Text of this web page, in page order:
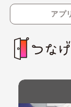
アプ